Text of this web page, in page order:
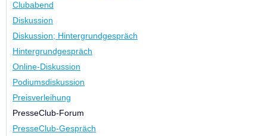
Clubabend
Diskussion
Diskussion; Hintergrundgespräch
Hintergrundgespräch
Online-Diskussion
Podiumsdiskussion
Preisverleihung
PresseClub-Forum
PresseClub-Gespräch